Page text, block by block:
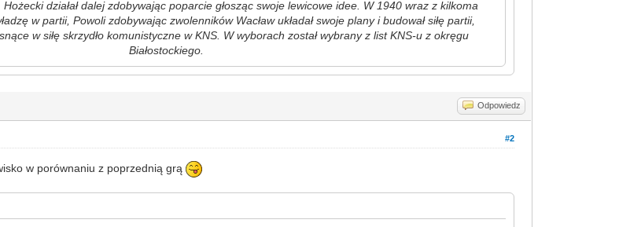
działał dalej zdobywając poparcie głosząc swoje lewicowe idee. W 1940 wraz z kilkoma
w partii, Powoli zdobywając zwolenników Wacław układał swoje plany i budował siłę partii,
w siłę skrzydło komunistyczne w KNS. W wyborach został wybrany z list KNS-u z okręgu
Białostockiego.
Odpowiedz
#2
w porównaniu z poprzednią grą